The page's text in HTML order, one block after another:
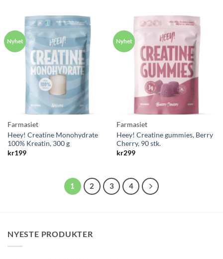
Farmasiet
Heey! Creatine Monohydrate
100% Kreatin, 300 g
kr199
Farmasiet
Heey! Creatine gummies, Berry
Cherry, 90 stk.
kr299
1 2 3 4
NYESTE PRODUKTER